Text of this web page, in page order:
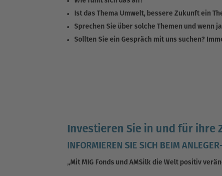
Ist das Thema Umwelt, bessere Zukunft ein
Sprechen Sie über solche Themen und wenn
Sollten Sie ein Gespräch mit uns suchen?
Investieren Sie in und für ihre
INFORMIEREN SIE SICH BEIM
„Mit MIG Fonds und AMSilk die Welt positiv